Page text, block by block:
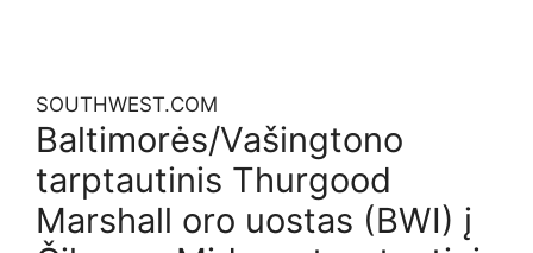
SOUTHWEST.COM
Baltimorės/Vašingtono
tarptautinis Thurgood
Marshall oro uostas (BWI) į